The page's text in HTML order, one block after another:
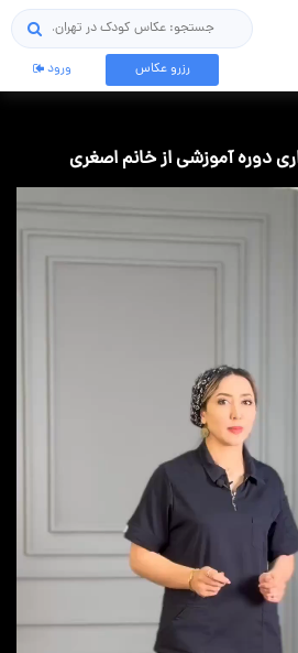
جستجو
رزرو عکاس ورود
دوره آموزشی از خانم اصغری